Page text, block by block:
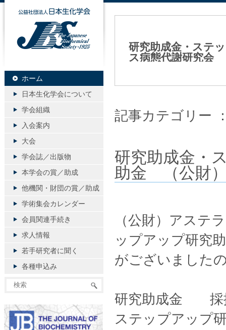
研究助成金・ステ
ス病態代謝研究会
記事カテゴリー
研究助成金・
助金 （公財
（公財）アステ
ップアップ研究
がございました
研究助成金 採
ステップアッ
公益社団法人日本生化学会
ホーム
日本生化学会について
学会組織
入会案内
大会
学会誌／出版物
本学会の賞／助成
他機関・財団の賞／助成
学術集会カレンダー
会員関連手続き
求人情報
若手研究者に聞く
各種申込み